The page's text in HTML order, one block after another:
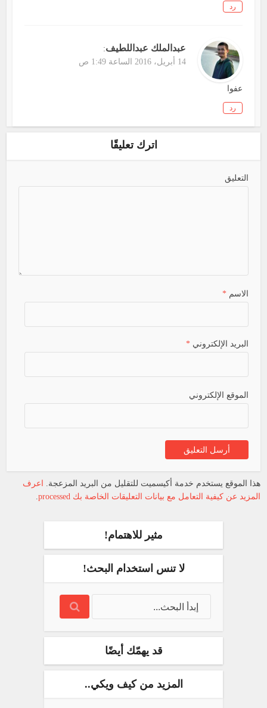
رد
عبدالملك عبداللطيف:
14 أبريل، 2016 الساعة 1:49 ص
عفوا
رد
اترك تعليقًا
التعليق
الاسم*
البريد الإلكتروني*
الموقع الإلكتروني
هذا الموقع يستخدم خدمة أكيسميت للتقليل من البريد المزعجة.
اعرف
المزيد عن كيفية التعامل مع بيانات التعليقات الخاصة بك processed
.
مثير للاهتمام!
لا تنس استخدام البحث!
قد يهمّك أيضًا
المزيد من كيف ويكي..